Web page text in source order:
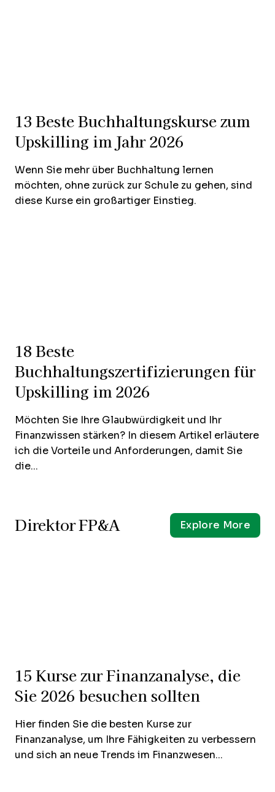
13 Beste Buchhaltungskurse zum
Upskilling im Jahr 2026
Wenn Sie mehr über Buchhaltung lernen
möchten, ohne zurück zur Schule zu gehen, sind
diese Kurse ein großartiger Einstieg.
18 Beste
Buchhaltungszertifizierungen für
Upskilling im 2026
Möchten Sie Ihre Glaubwürdigkeit und Ihr
Finanzwissen stärken? In diesem Artikel erläutere
ich die Vorteile und Anforderungen, damit Sie
die...
Direktor FP&A Explore More
15 Kurse zur Finanzanalyse, die
Sie 2026 besuchen sollten
Hier finden Sie die besten Kurse zur
Finanzanalyse, um Ihre Fähigkeiten zu verbessern
und sich an neue Trends im Finanzwesen...